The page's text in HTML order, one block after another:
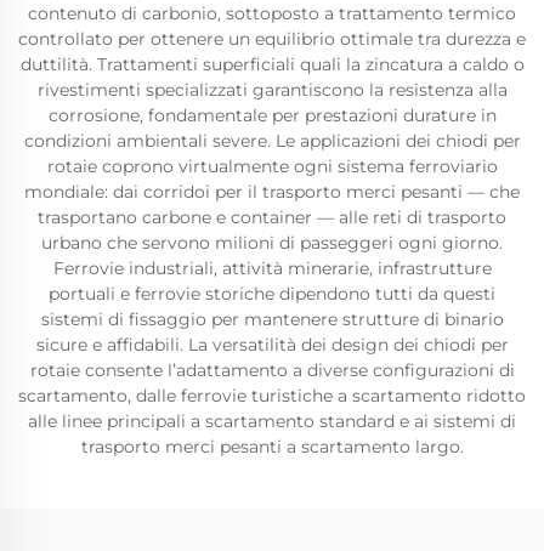
contenuto di carbonio, sottoposto a trattamento termico
controllato per ottenere un equilibrio ottimale tra durezza e
duttilità. Trattamenti superficiali quali la zincatura a caldo o
rivestimenti specializzati garantiscono la resistenza alla
corrosione, fondamentale per prestazioni durature in
condizioni ambientali severe. Le applicazioni dei chiodi per
rotaie coprono virtualmente ogni sistema ferroviario
mondiale: dai corridoi per il trasporto merci pesanti — che
trasportano carbone e container — alle reti di trasporto
urbano che servono milioni di passeggeri ogni giorno.
Ferrovie industriali, attività minerarie, infrastrutture
portuali e ferrovie storiche dipendono tutti da questi
sistemi di fissaggio per mantenere strutture di binario
sicure e affidabili. La versatilità dei design dei chiodi per
rotaie consente l’adattamento a diverse configurazioni di
scartamento, dalle ferrovie turistiche a scartamento ridotto
alle linee principali a scartamento standard e ai sistemi di
trasporto merci pesanti a scartamento largo.